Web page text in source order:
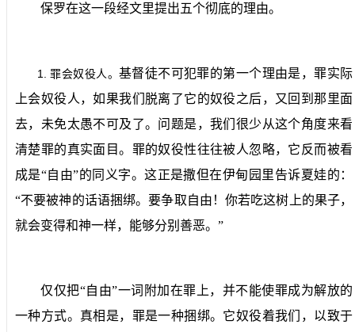
保罗在这一段经文里提出五个彻底的理由。
1.罪会奴役人。 基督徒不可犯罪的第一个理由是，罪实际
上会奴役人，如果我们脱离了它的奴役之后，又回到那里面
去，未免太愚不可及了。问题是，我们很少从这个角度来看
清楚罪的真实面目。罪的奴役性往往被人忽略，它反而被看
成是“自由”的同义字。这正是撒但在伊甸园里告诉夏娃的：
“不要被神的话语捆绑。要争取自由！你若吃这树上的果子，
就会变得和神一样，能够分别善恶。”
仅仅把“自由”一词附加在罪上，并不能使罪成为解放的
一种方式。真相是，罪是一种捆绑。它奴役着我们，以致于